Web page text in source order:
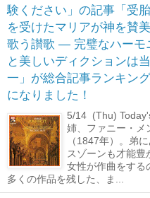
験ください」の記事「受
を受けたマリアが神を賛
歌う讃歌 ― 完璧なハーモ
と美しいディクションは
一」が総合記事ランキン
になりました！
5/14 (Thu)
姉、ファニー・メ
（1847年）。弟
スゾーンも才能豊
女性が作曲をする
多くの作品を残した、ま...